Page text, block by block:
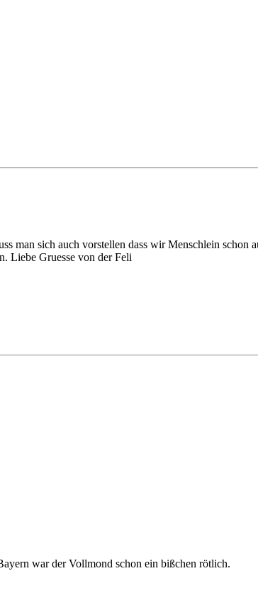
man sich auch vorstellen dass wir Menschlein schon
Liebe Gruesse von der Feli
war der Vollmond schon ein bißchen rötlich.